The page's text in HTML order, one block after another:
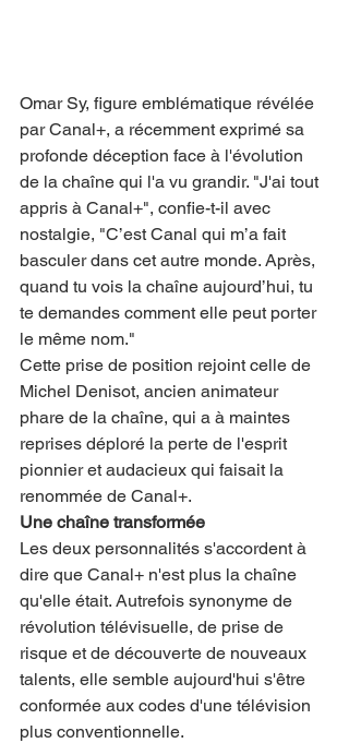
Omar Sy, figure emblématique révélée
par Canal+, a récemment exprimé sa
profonde déception face à l'évolution
de la chaîne qui l'a vu grandir. "J'ai tout
appris à Canal+", confie-t-il avec
nostalgie, "C’est Canal qui m’a fait
basculer dans cet autre monde. Après,
quand tu vois la chaîne aujourd’hui, tu
te demandes comment elle peut porter
le même nom."
Cette prise de position rejoint celle de
Michel Denisot, ancien animateur
phare de la chaîne, qui a à maintes
reprises déploré la perte de l'esprit
pionnier et audacieux qui faisait la
renommée de Canal+.
Une chaîne transformée
Les deux personnalités s'accordent à
dire que Canal+ n'est plus la chaîne
qu'elle était. Autrefois synonyme de
révolution télévisuelle, de prise de
risque et de découverte de nouveaux
talents, elle semble aujourd'hui s'être
conformée aux codes d'une télévision
plus conventionnelle.